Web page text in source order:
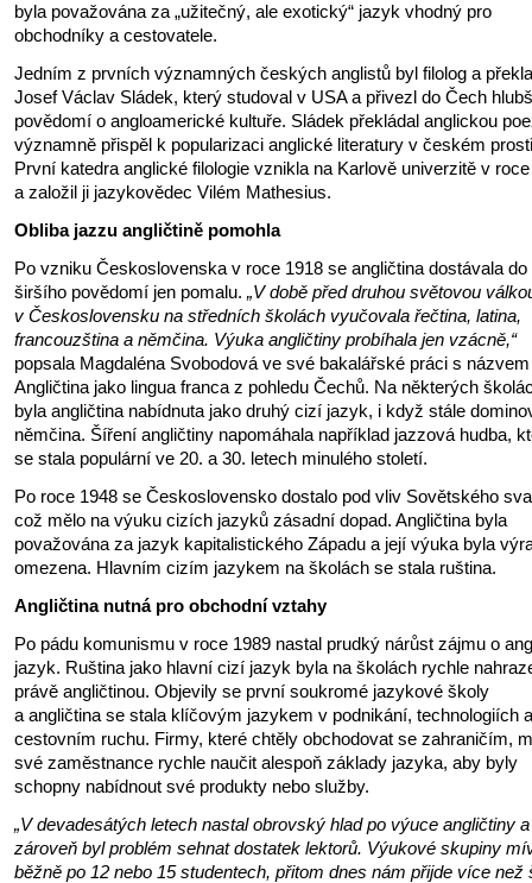
byla považována za „užitečný, ale exotický“ jazyk vhodný pro
obchodníky a cestovatele.
Jedním z prvních významných českých anglistů byl filolog a
Josef Václav Sládek, který studoval v USA a přivezl do Čech
povědomí o angloamerické kultuře. Sládek překládal anglickou
významně přispěl k popularizaci anglické literatury v českém
První katedra anglické filologie vznikla na Karlově univerzitě v
a založil ji jazykovědec Vilém Mathesius.
Obliba jazzu angličtině pomohla
Po vzniku Československa v roce 1918 se angličtina dostávala do
širšího povědomí jen pomalu. „V době před druhou světovou
v Československu na středních školách vyučovala řečtina, latina,
francouzština a němčina. Výuka angličtiny probíhala jen vzácně,“
popsala Magdaléna Svobodová ve své bakalářské práci s názvem
Angličtina jako lingua franca z pohledu Čechů. Na některých
byla angličtina nabídnuta jako druhý cizí jazyk, i když stále
němčina. Šíření angličtiny napomáhala například jazzová hudba,
se stala populární ve 20. a 30. letech minulého století.
Po roce 1948 se Československo dostalo pod vliv Sovětského
což mělo na výuku cizích jazyků zásadní dopad. Angličtina byla
považována za jazyk kapitalistického Západu a její výuka byla
omezena. Hlavním cizím jazykem na školách se stala ruština.
Angličtina nutná pro obchodní vztahy
Po pádu komunismu v roce 1989 nastal prudký nárůst zájmu o
jazyk. Ruština jako hlavní cizí jazyk byla na školách rychle
právě angličtinou. Objevily se první soukromé jazykové školy
a angličtina se stala klíčovým jazykem v podnikání, technologiích a
cestovním ruchu. Firmy, které chtěly obchodovat se zahraničím,
své zaměstnance rychle naučit alespoň základy jazyka, aby byly
schopny nabídnout své produkty nebo služby.
„V devadesátých letech nastal obrovský hlad po výuce angličtiny a
zároveň byl problém sehnat dostatek lektorů. Výukové skupiny
běžně po 12 nebo 15 studentech, přitom dnes nám přijde více než